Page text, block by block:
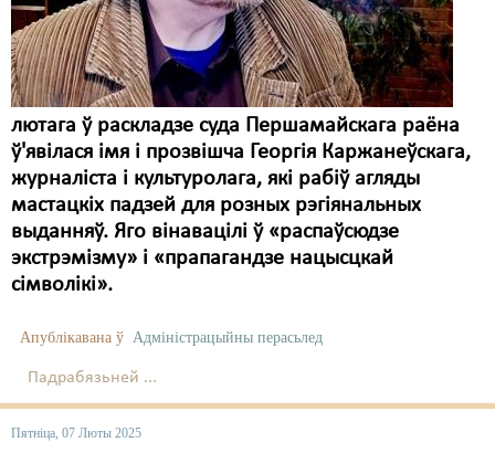
лютага ў раскладзе суда Першамайскага раёна
ў'явілася імя і прозвішча Георгія Каржанеўскага,
журналіста і культуролага, які рабіў агляды
мастацкіх падзей для розных рэгіянальных
выданняў. Яго вінавацілі ў «распаўсюдзе
экстрэмізму» і «прапагандзе нацысцкай
сімволікі».
Апублікавана ў Адміністрацыйны перасьлед
Падрабязьней ...
Пятніца, 07 Люты 2025
КПЧ ААН
Культурныя правы
ЛПП
Мігранты
Мірныя сходы
Палітвязьні
Пэнітэнцыярная сыстэма
Распальваньне варожасьці